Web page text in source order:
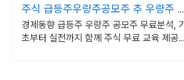
주식 급등주우량주공모주 추 우량주 무
료 공유
경제동향 급등주 우량주 공모주 무료분석, 기
초부터 실전까지 함께 주식 무료 교육 제공,